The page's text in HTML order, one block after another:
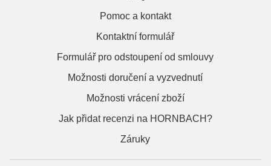
Pomoc a kontakt
Kontaktní formulář
Formulář pro odstoupení od smlouvy
Možnosti doručení a vyzvednutí
Možnosti vrácení zboží
Jak přidat recenzi na HORNBACH?
Záruky